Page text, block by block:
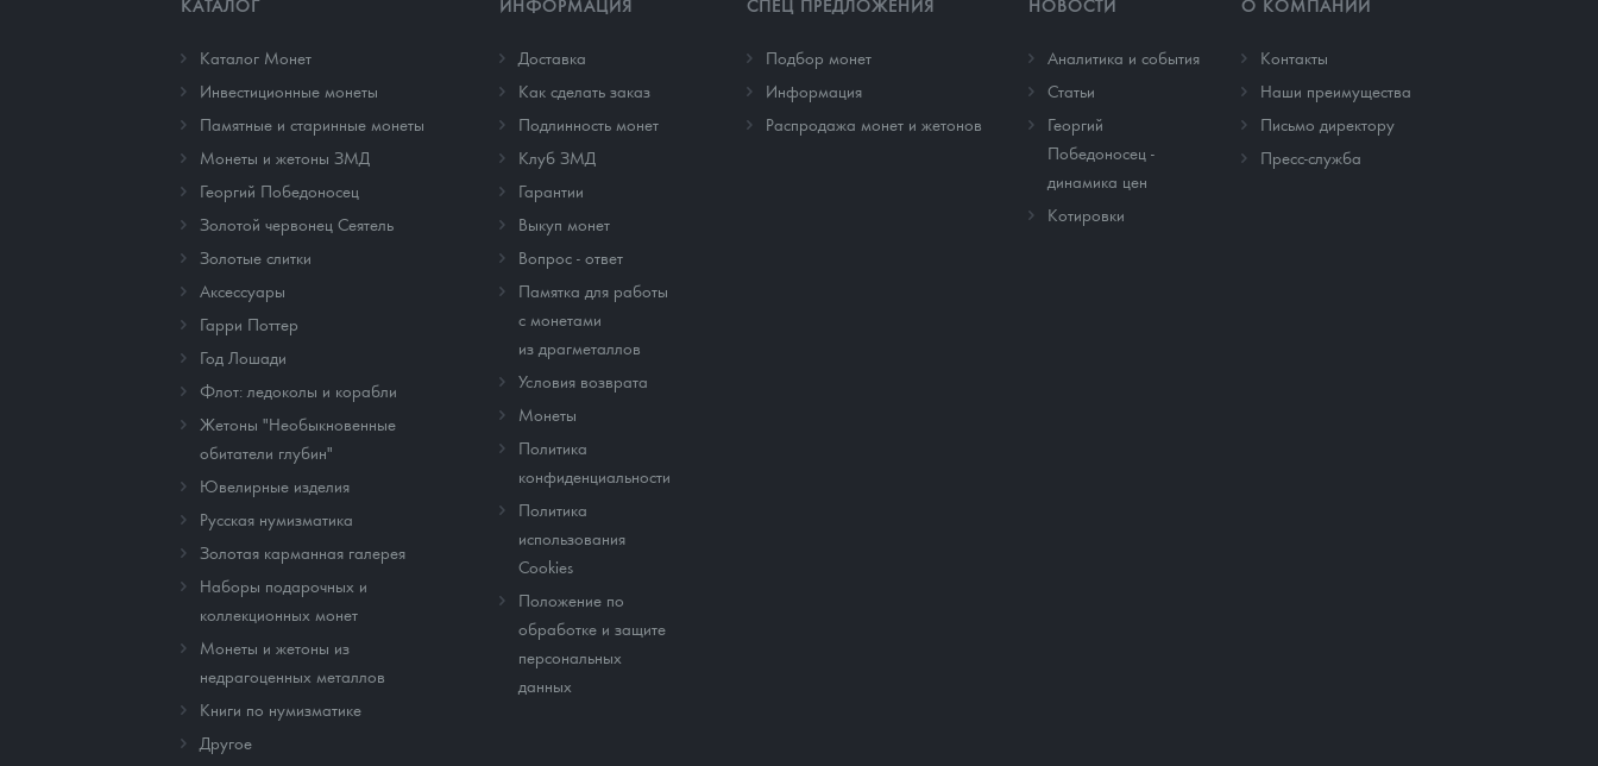
КАТАЛОГ
Каталог Монет
Инвестиционные монеты
Памятные и старинные монеты
Монеты и жетоны ЗМД
Георгий Победоносец
Золотой червонец Сеятель
Золотые слитки
Аксессуары
Гарри Поттер
Год Лошади
Флот: ледоколы и корабли
Жетоны "Необыкновенные
обитатели глубин"
Ювелирные изделия
Русская нумизматика
Золотая карманная галерея
Наборы подарочных и
коллекционных монет
Монеты и жетоны из
недрагоценных металлов
Книги по нумизматике
Другое
ИНФОРМАЦИЯ
Доставка
Как сделать заказ
Подлинность монет
Клуб ЗМД
Гарантии
Выкуп монет
Вопрос - ответ
Памятка для работы
с монетами
из драгметаллов
Условия возврата
Монеты
Политика
конфиденциальности
Политика
использования
Cookies
Положение по
обработке и защите
персональных
данных
СПЕЦ ПРЕДЛОЖЕНИЯ
Подбор монет
Информация
Распродажа монет и жетонов
НОВОСТИ
Аналитика и события
Cтатьи
Георгий
Победоносец -
динамика цен
Котировки
О КОМПАНИИ
Контакты
Наши преимущества
Письмо директору
Пресс-служба